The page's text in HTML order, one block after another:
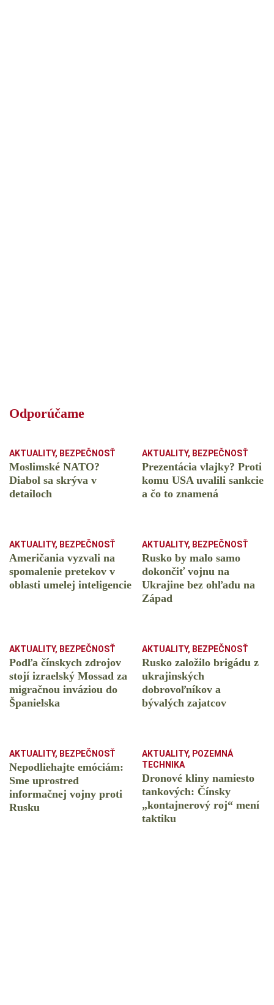
Odporúčame
AKTUALITY, BEZPEČNOSŤ
Moslimské NATO?
Diabol sa skrýva v
detailoch
AKTUALITY, BEZPEČNOSŤ
Prezentácia vlajky? Proti
komu USA uvalili sankcie
a čo to znamená
AKTUALITY, BEZPEČNOSŤ
Američania vyzvali na
spomalenie pretekov v
oblasti umelej inteligencie
AKTUALITY, BEZPEČNOSŤ
Rusko by malo samo
dokončiť vojnu na
Ukrajine bez ohľadu na
Západ
AKTUALITY, BEZPEČNOSŤ
Podľa čínskych zdrojov
stojí izraelský Mossad za
migračnou inváziou do
Španielska
AKTUALITY, BEZPEČNOSŤ
Rusko založilo brigádu z
ukrajinských
dobrovoľníkov a
bývalých zajatcov
AKTUALITY, BEZPEČNOSŤ
Nepodliehajte emóciám:
Sme uprostred
informačnej vojny proti
Rusku
AKTUALITY, POZEMNÁ
TECHNIKA
Dronové kliny namiesto
tankových: Čínsky
️„kontajnerový roj“ mení
taktiku